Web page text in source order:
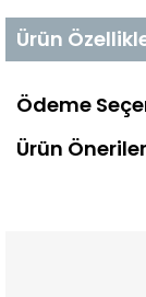
Ürün
Ödeme
Ürün